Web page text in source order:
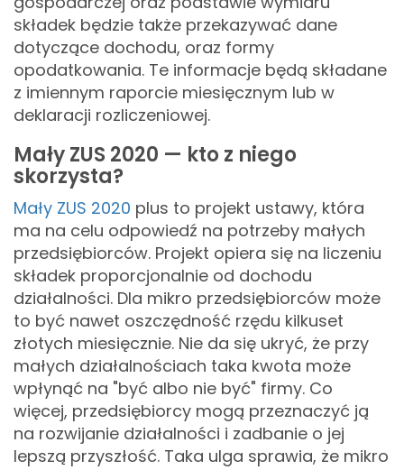
składek będzie także przekazywać dane
dotyczące dochodu, oraz formy
opodatkowania. Te informacje będą składane
z imiennym raporcie miesięcznym lub w
deklaracji rozliczeniowej.
Mały ZUS 2020 — kto z niego
skorzysta?
Mały ZUS 2020 plus to projekt ustawy, która
ma na celu odpowiedź na potrzeby małych
przedsiębiorców. Projekt opiera się na liczeniu
składek proporcjonalnie od dochodu
działalności. Dla mikro przedsiębiorców może
to być nawet oszczędność rzędu kilkuset
złotych miesięcznie. Nie da się ukryć, że przy
małych działalnościach taka kwota może
wpłynąć na "być albo nie być" firmy. Co
więcej, przedsiębiorcy mogą przeznaczyć ją
na rozwijanie działalności i zadbanie o jej
lepszą przyszłość. Taka ulga sprawia, że mikro